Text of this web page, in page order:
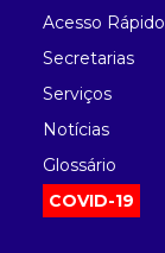
Acesso Rápido
Secretarias
Serviços
Notícias
Glossário
COVID-19